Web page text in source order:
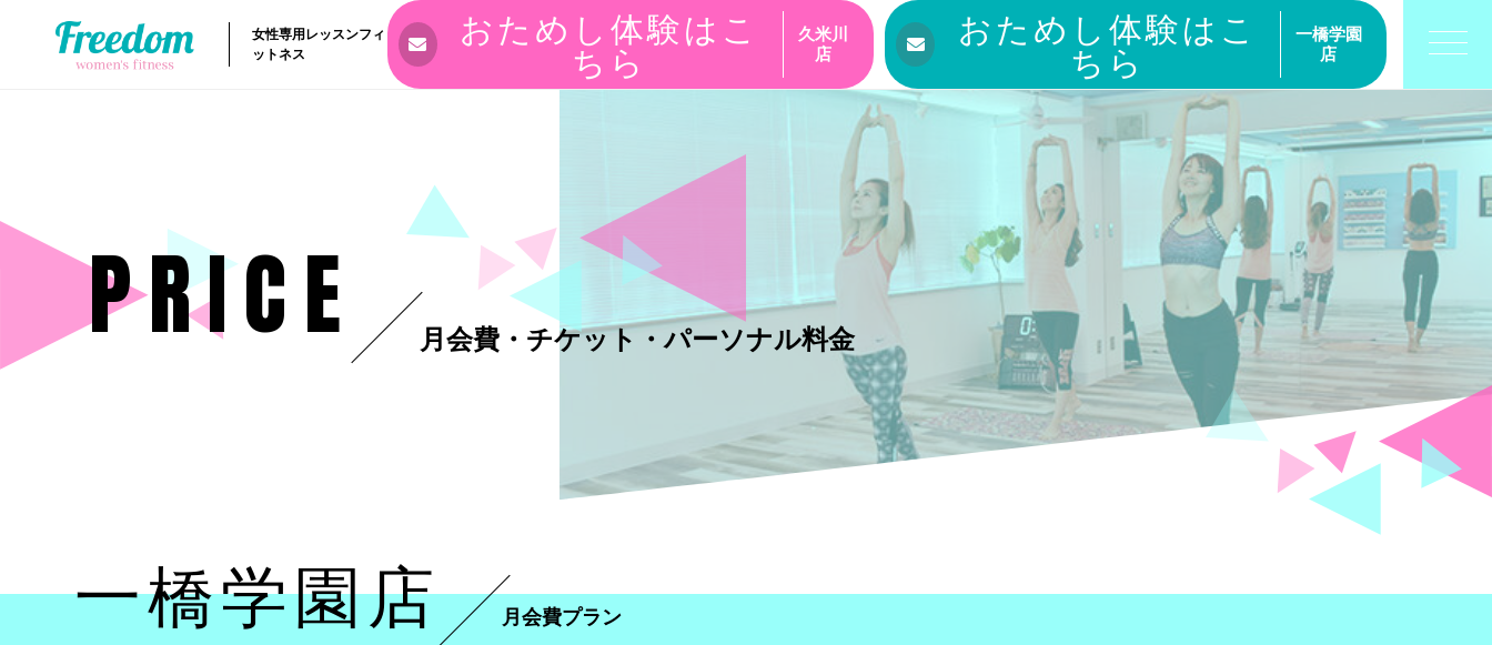
女性専用レッスンフィ
ットネス
おためし体験はこ
ちら
久米川
店
おためし体験はこ
ちら
一橋学園
店
PRICE 月会費・チケット・パーソナル料金
一橋学園店 月会費プラン